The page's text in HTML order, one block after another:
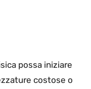
possa iniziare
costose o